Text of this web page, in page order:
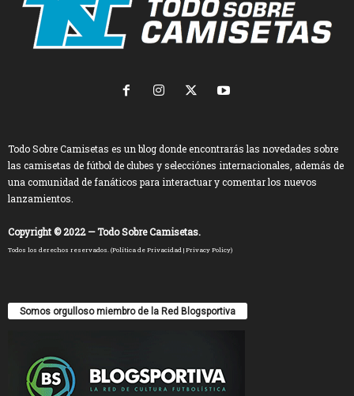
Todo Sobre Camisetas es un blog donde encontrarás las novedades sobre
las camisetas de fútbol de clubes y selecciónes internacionales, además de
una comunidad de fanáticos para interactuar y comentar los nuevos
lanzamientos.
Copyright © 2022 — Todo Sobre Camisetas.
Todos los derechos reservados. (Política de Privacidad | Privacy Policy)
Somos orgulloso miembro de la Red Blogsportiva